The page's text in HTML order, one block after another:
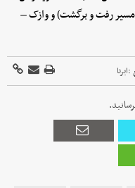
(مسیر رفت و برگشت) و وازک –
:ایرنا